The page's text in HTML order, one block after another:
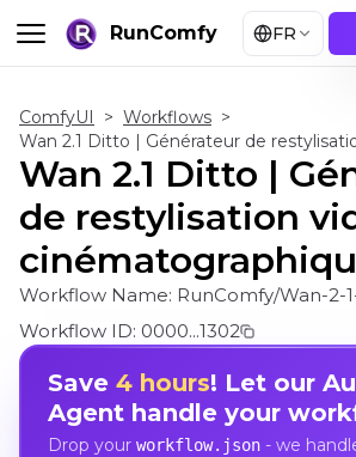
RunComfy FR
ComfyUI > Workflows >
Wan 2.1 Ditto |
de restylisation
Workflow Name: RunComfy/Wan-2-
Workflow ID: 0000...1302
Save 4 hours! Let our
Agent handle your
Drop your workflow.json- we